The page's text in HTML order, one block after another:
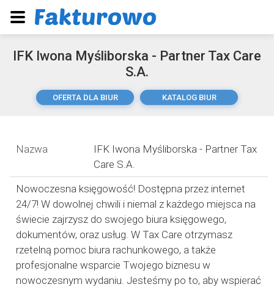
IFK Iwona Myśliborska - Partner Tax Care
S.A.
OFERTA DLA BIUR KATALOG BIUR
Nazwa
IFK Iwona Myśliborska - Partner Tax
Care S.A.
Nowoczesna księgowość! Dostępna przez internet
24/7! W dowolnej chwili i niemal z każdego miejsca na
świecie zajrzysz do swojego biura księgowego,
dokumentów, oraz usług. W Tax Care otrzymasz
rzetelną pomoc biura rachunkowego, a także
profesjonalne wsparcie Twojego biznesu w
nowoczesnym wydaniu. Jesteśmy po to, aby wspierać